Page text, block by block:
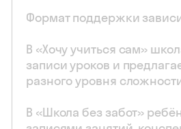
Формат поддержки
В «Хочу учиться сам»
записи уроков и
разного уровня
В «Школа без забот»